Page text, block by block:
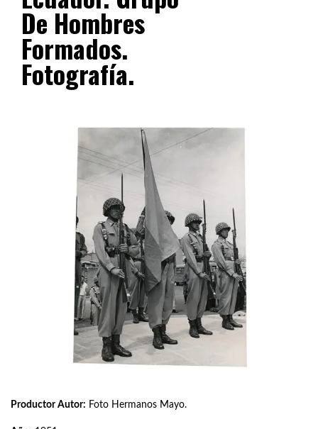
De Hombres
Formados.
Fotografía.
Productor Autor: Foto Hermanos Mayo.